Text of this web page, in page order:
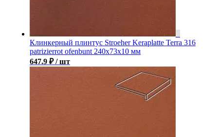
Клинкерный плинтус Stroeher Keraplatte Terra 316
patrizierrot ofenbunt 240х73х10 мм
647.9 ₽ / шт